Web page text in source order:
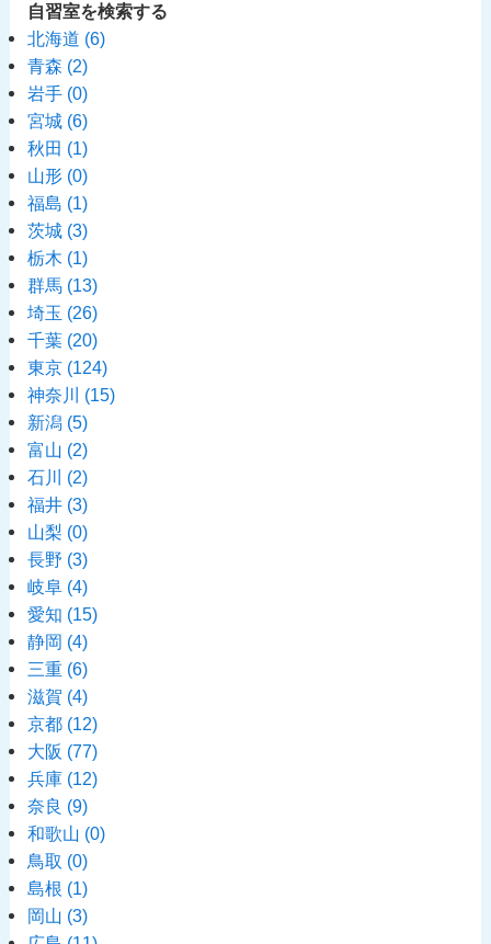
自習室を検索する
北海道 (6)
青森 (2)
岩手 (0)
宮城 (6)
秋田 (1)
山形 (0)
福島 (1)
茨城 (3)
栃木 (1)
群馬 (13)
埼玉 (26)
千葉 (20)
東京 (124)
神奈川 (15)
新潟 (5)
富山 (2)
石川 (2)
福井 (3)
山梨 (0)
長野 (3)
岐阜 (4)
愛知 (15)
静岡 (4)
三重 (6)
滋賀 (4)
京都 (12)
大阪 (77)
兵庫 (12)
奈良 (9)
和歌山 (0)
鳥取 (0)
島根 (1)
岡山 (3)